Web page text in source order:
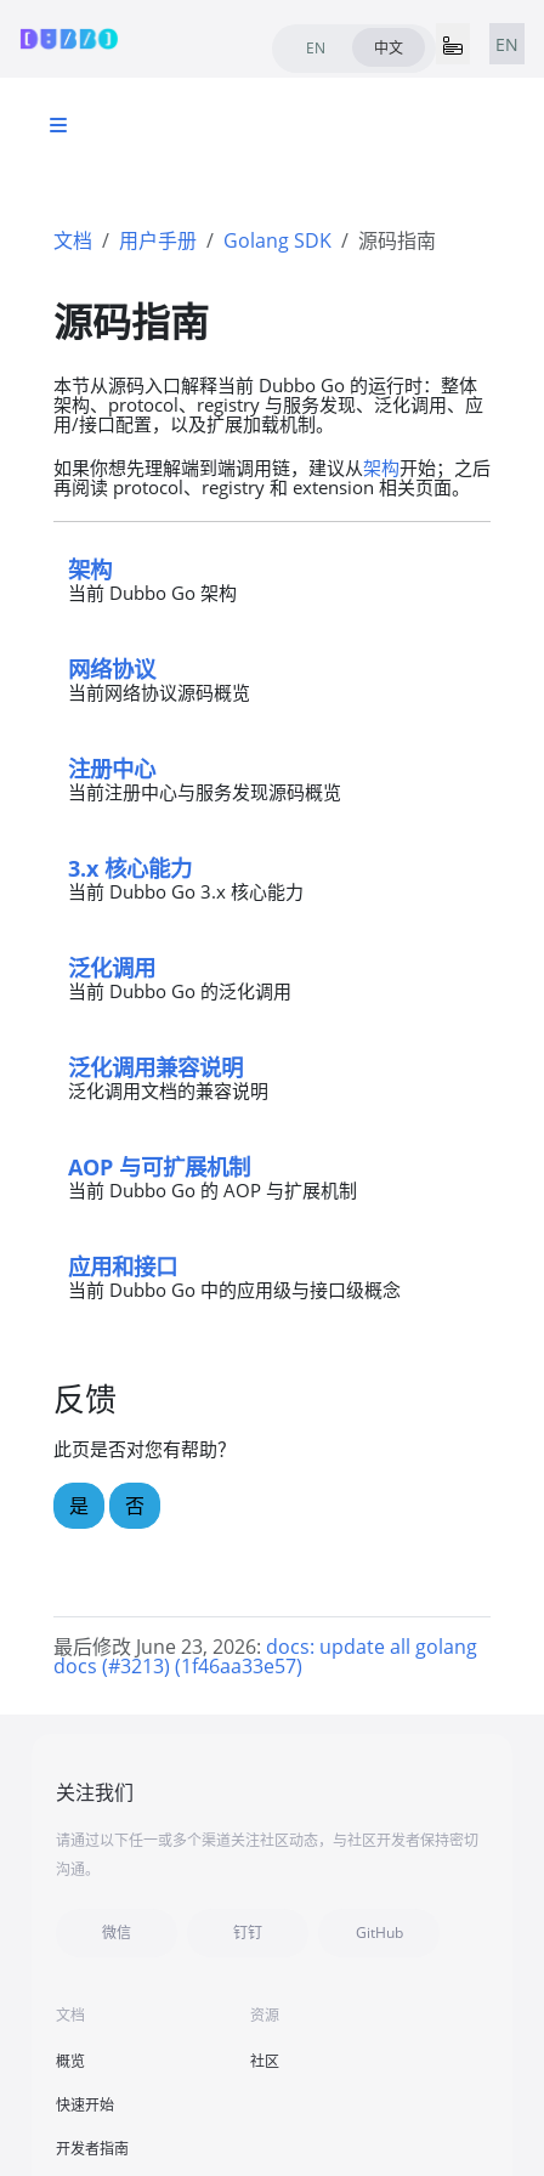
EN 中文 EN
文档 用户手册 Golang SDK 源码指南
源码指南
本节从源码入口解释当前 Dubbo Go 的运行时：整体
架构、protocol、registry 与服务发现、泛化调用、应
用/接口配置，以及扩展加载机制。
如果你想先理解端到端调用链，建议从架构开始；之后
再阅读 protocol、registry 和 extension 相关页面。
架构
当前 Dubbo Go 架构
网络协议
当前网络协议源码概览
注册中心
当前注册中心与服务发现源码概览
3.x 核心能力
当前 Dubbo Go 3.x 核心能力
泛化调用
当前 Dubbo Go 的泛化调用
泛化调用兼容说明
泛化调用文档的兼容说明
AOP 与可扩展机制
当前 Dubbo Go 的 AOP 与扩展机制
应用和接口
当前 Dubbo Go 中的应用级与接口级概念
反馈
此页是否对您有帮助？
是 否
最后修改 June 23, 2026: docs: update all golang
docs (#3213) (1f46aa33e57)
关注我们
请通过以下任一或多个渠道关注社区动态，与社区开发者保持密切
沟通。
微信 钉钉 GitHub
文档
概览
快速开始
开发者指南
资源
社区